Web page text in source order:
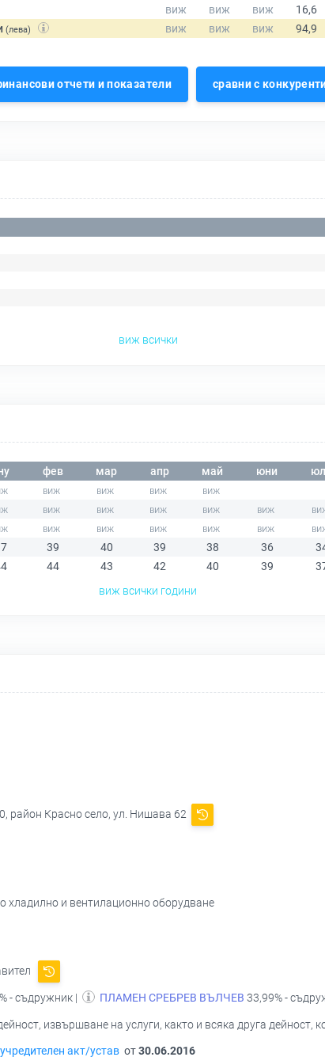
(лева)
отчети и показатели сравни с
виж всички
фев мар апр май юни
39 40 39 38 36
44 43 42 40 39
виж всички години
район Красно село, ул. Нишава 62
хладилно и вентилационно оборудване
- съдружник | ПЛАМЕН СРЕБРЕВ ВЪЛЧЕВ 33,99% -
извършване на услуги, както и всяка друга дейност,
акт/устав от30.06.2016